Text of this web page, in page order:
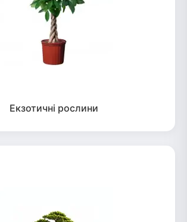
Екзотичні рослини